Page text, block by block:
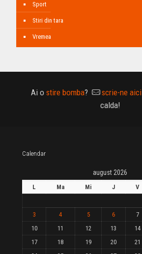
Sport
Stiri din tara
Vremea
Ai o stire bomba? scrie-ne aici
calda!
Calendar
august 2026
L Ma Mi J V
3
4 5 6 7
10
11 12 13 14
17
18 19 20 21